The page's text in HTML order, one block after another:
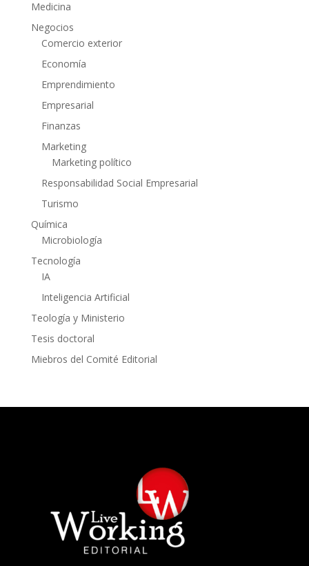
Medicina
Negocios
Comercio exterior
Economía
Emprendimiento
Empresarial
Finanzas
Marketing
Marketing político
Responsabilidad Social Empresarial
Turismo
Química
Microbiología
Tecnología
IA
Inteligencia Artificial
Teología y Ministerio
Tesis doctoral
Miebros del Comité Editorial